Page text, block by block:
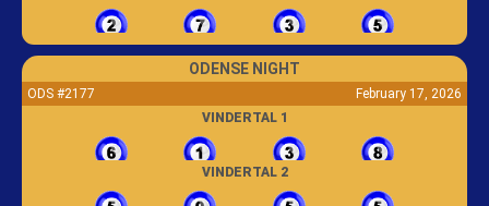
ODENSE NIGHT
ODS #2177
February 17, 2026
VINDERTAL 1
VINDERTAL 2